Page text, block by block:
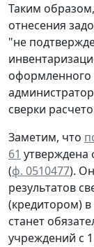
Таким
отнесения
"не
оформленного
сверки
Заметим, что
61 утверждена
(ф. 0510477).
результатов
(кредитором)
станет
учреждений с